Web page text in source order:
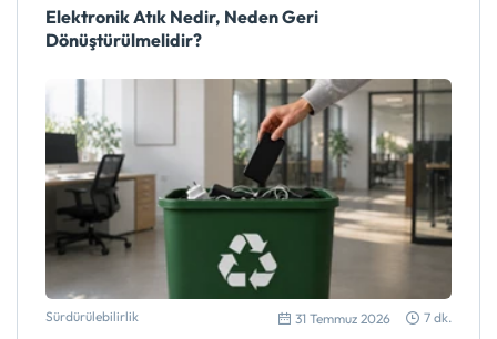
Elektronik Atık Nedir, Neden Geri
Dönüştürülmelidir?
Sürdürülebilirlik 31 Temmuz 2026 7 dk.